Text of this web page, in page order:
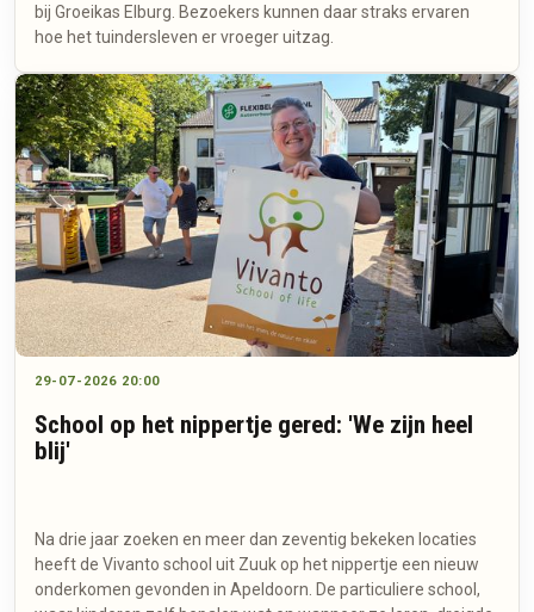
bij Groeikas Elburg. Bezoekers kunnen daar straks ervaren
hoe het tuindersleven er vroeger uitzag.
29-07-2026 20:00
School op het nippertje gered: 'We zijn heel
blij'
Na drie jaar zoeken en meer dan zeventig bekeken locaties
heeft de Vivanto school uit Zuuk op het nippertje een nieuw
onderkomen gevonden in Apeldoorn. De particuliere school,